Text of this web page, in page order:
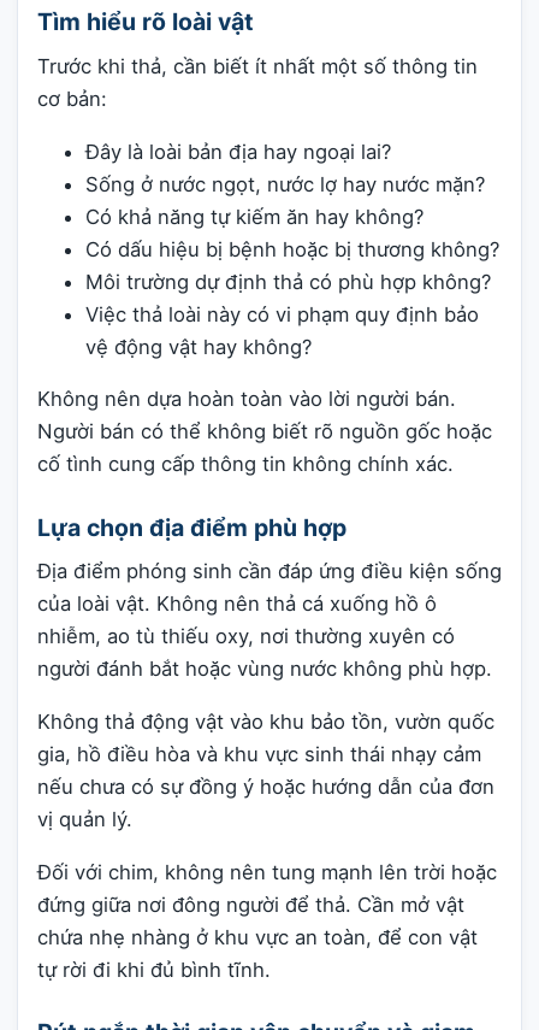
Tìm hiểu rõ loài vật
Trước khi thả, cần biết ít nhất một số thông tin
cơ bản:
Đây là loài bản địa hay ngoại lai?
Sống ở nước ngọt, nước lợ hay nước mặn?
Có khả năng tự kiếm ăn hay không?
Có dấu hiệu bị bệnh hoặc bị thương không?
Môi trường dự định thả có phù hợp không?
Việc thả loài này có vi phạm quy định bảo
vệ động vật hay không?
Không nên dựa hoàn toàn vào lời người bán.
Người bán có thể không biết rõ nguồn gốc hoặc
cố tình cung cấp thông tin không chính xác.
Lựa chọn địa điểm phù hợp
Địa điểm phóng sinh cần đáp ứng điều kiện sống
của loài vật. Không nên thả cá xuống hồ ô
nhiễm, ao tù thiếu oxy, nơi thường xuyên có
người đánh bắt hoặc vùng nước không phù hợp.
Không thả động vật vào khu bảo tồn, vườn quốc
gia, hồ điều hòa và khu vực sinh thái nhạy cảm
nếu chưa có sự đồng ý hoặc hướng dẫn của đơn
vị quản lý.
Đối với chim, không nên tung mạnh lên trời hoặc
đứng giữa nơi đông người để thả. Cần mở vật
chứa nhẹ nhàng ở khu vực an toàn, để con vật
tự rời đi khi đủ bình tĩnh.